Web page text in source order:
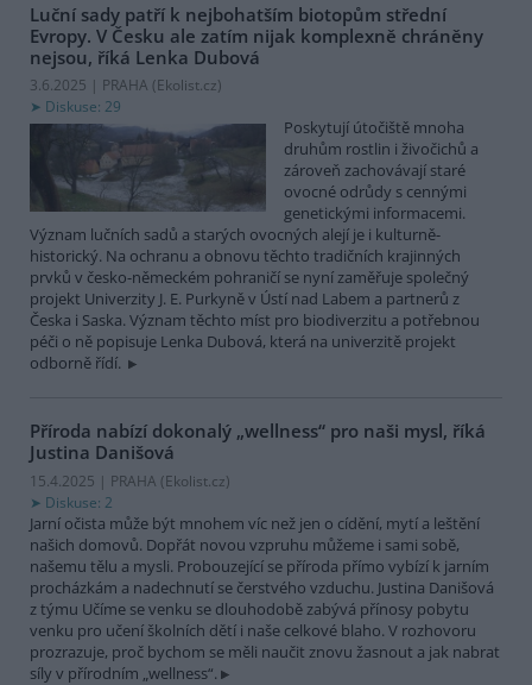
Luční sady patří k nejbohatším biotopům střední
Evropy. V Česku ale zatím nijak komplexně chráněny
nejsou, říká Lenka Dubová
3.6.2025 | PRAHA (Ekolist.cz)
Diskuse: 29
Poskytují útočiště mnoha
druhům rostlin i živočichů a
zároveň zachovávají staré
ovocné odrůdy s cennými
genetickými informacemi.
Význam lučních sadů a starých ovocných alejí je i kulturně-
historický. Na ochranu a obnovu těchto tradičních krajinných
prvků v česko-německém pohraničí se nyní zaměřuje společný
projekt Univerzity J. E. Purkyně v Ústí nad Labem a partnerů z
Česka i Saska. Význam těchto míst pro biodiverzitu a potřebnou
péči o ně popisuje Lenka Dubová, která na univerzitě projekt
odborně řídí.
Příroda nabízí dokonalý „wellness“ pro naši mysl, říká
Justina Danišová
15.4.2025 | PRAHA (Ekolist.cz)
Diskuse: 2
Jarní očista může být mnohem víc než jen o cídění, mytí a leštění
našich domovů. Dopřát novou vzpruhu můžeme i sami sobě,
našemu tělu a mysli. Probouzející se příroda přímo vybízí k jarním
procházkám a nadechnutí se čerstvého vzduchu. Justina Danišová
z týmu Učíme se venku se dlouhodobě zabývá přínosy pobytu
venku pro učení školních dětí i naše celkové blaho. V rozhovoru
prozrazuje, proč bychom se měli naučit znovu žasnout a jak nabrat
síly v přírodním „wellness“.